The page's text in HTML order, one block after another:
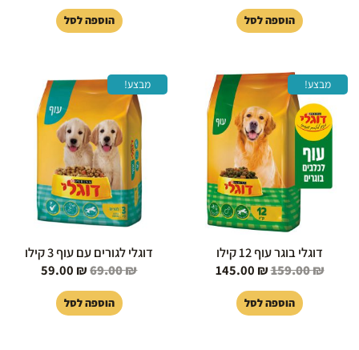
הוספה לסל הוספה לסל
מבצע!
דוגלי בוגר עוף 12 קילו
159.00₪
המחיר
המקורי
היה:
159.00 ₪.
145.00 ₪
המחיר
הנוכחי
הוא:
145.00 ₪.
הוספה לסל
מבצע!
דוגלי לגורים עם עוף 3 קילו
69.00₪
המחיר
המקורי
היה:
69.00 ₪.
59.00 ₪
הנוכחי
הוא:
59.00 ₪.
הוספה לסל